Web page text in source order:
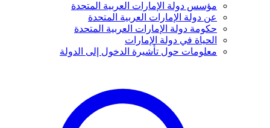
مؤسس دولة الإمارات العربية المتحدة
عن دولة الإمارات العربية المتحدة
حكومة دولة الإمارات العربية المتحدة
الحياة في دولة الإمارات
معلومات حول تأشيرة الدخول إلى الدولة